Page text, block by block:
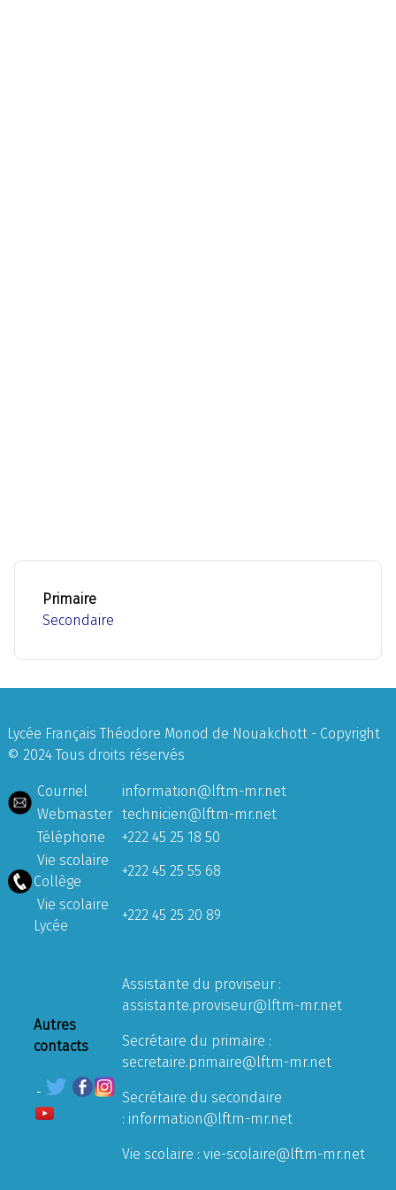
Primaire
Secondaire
Lycée Français Théodore Monod de Nouakchott - Copyright
© 2024 Tous droits réservés
Courriel
information@lftm-mr.net
Webmaster technicien@lftm-mr.net
Téléphone
+222 45 25 18 50
Vie scolaire
Collège
+222 45 25 55 68
Vie scolaire
Lycée
+222 45 25 20 89
Autres
contacts
Assistante du proviseur :
assistante.proviseur@lftm-mr.net
Secrétaire du primaire :
secretaire.primaire@lftm-mr.net
Secrétaire du secondaire
: information@lftm-mr.net
Vie scolaire : vie-scolaire@lftm-mr.net